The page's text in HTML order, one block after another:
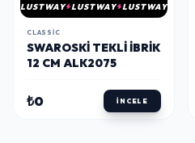
LUSTWAY LUSTWAY LUSTWAY
CLASSIC
SWAROSKI TEKLI İBRIK
12 CM ALK2075
₺0 İNCELE